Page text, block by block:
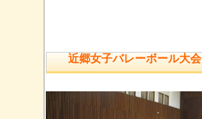
近郷女子バレーボール大会